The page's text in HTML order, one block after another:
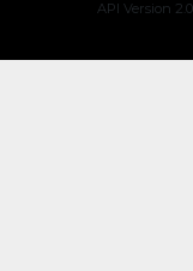
API Version 2.0